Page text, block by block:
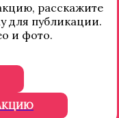
расскажите
для публикации.
и фото.